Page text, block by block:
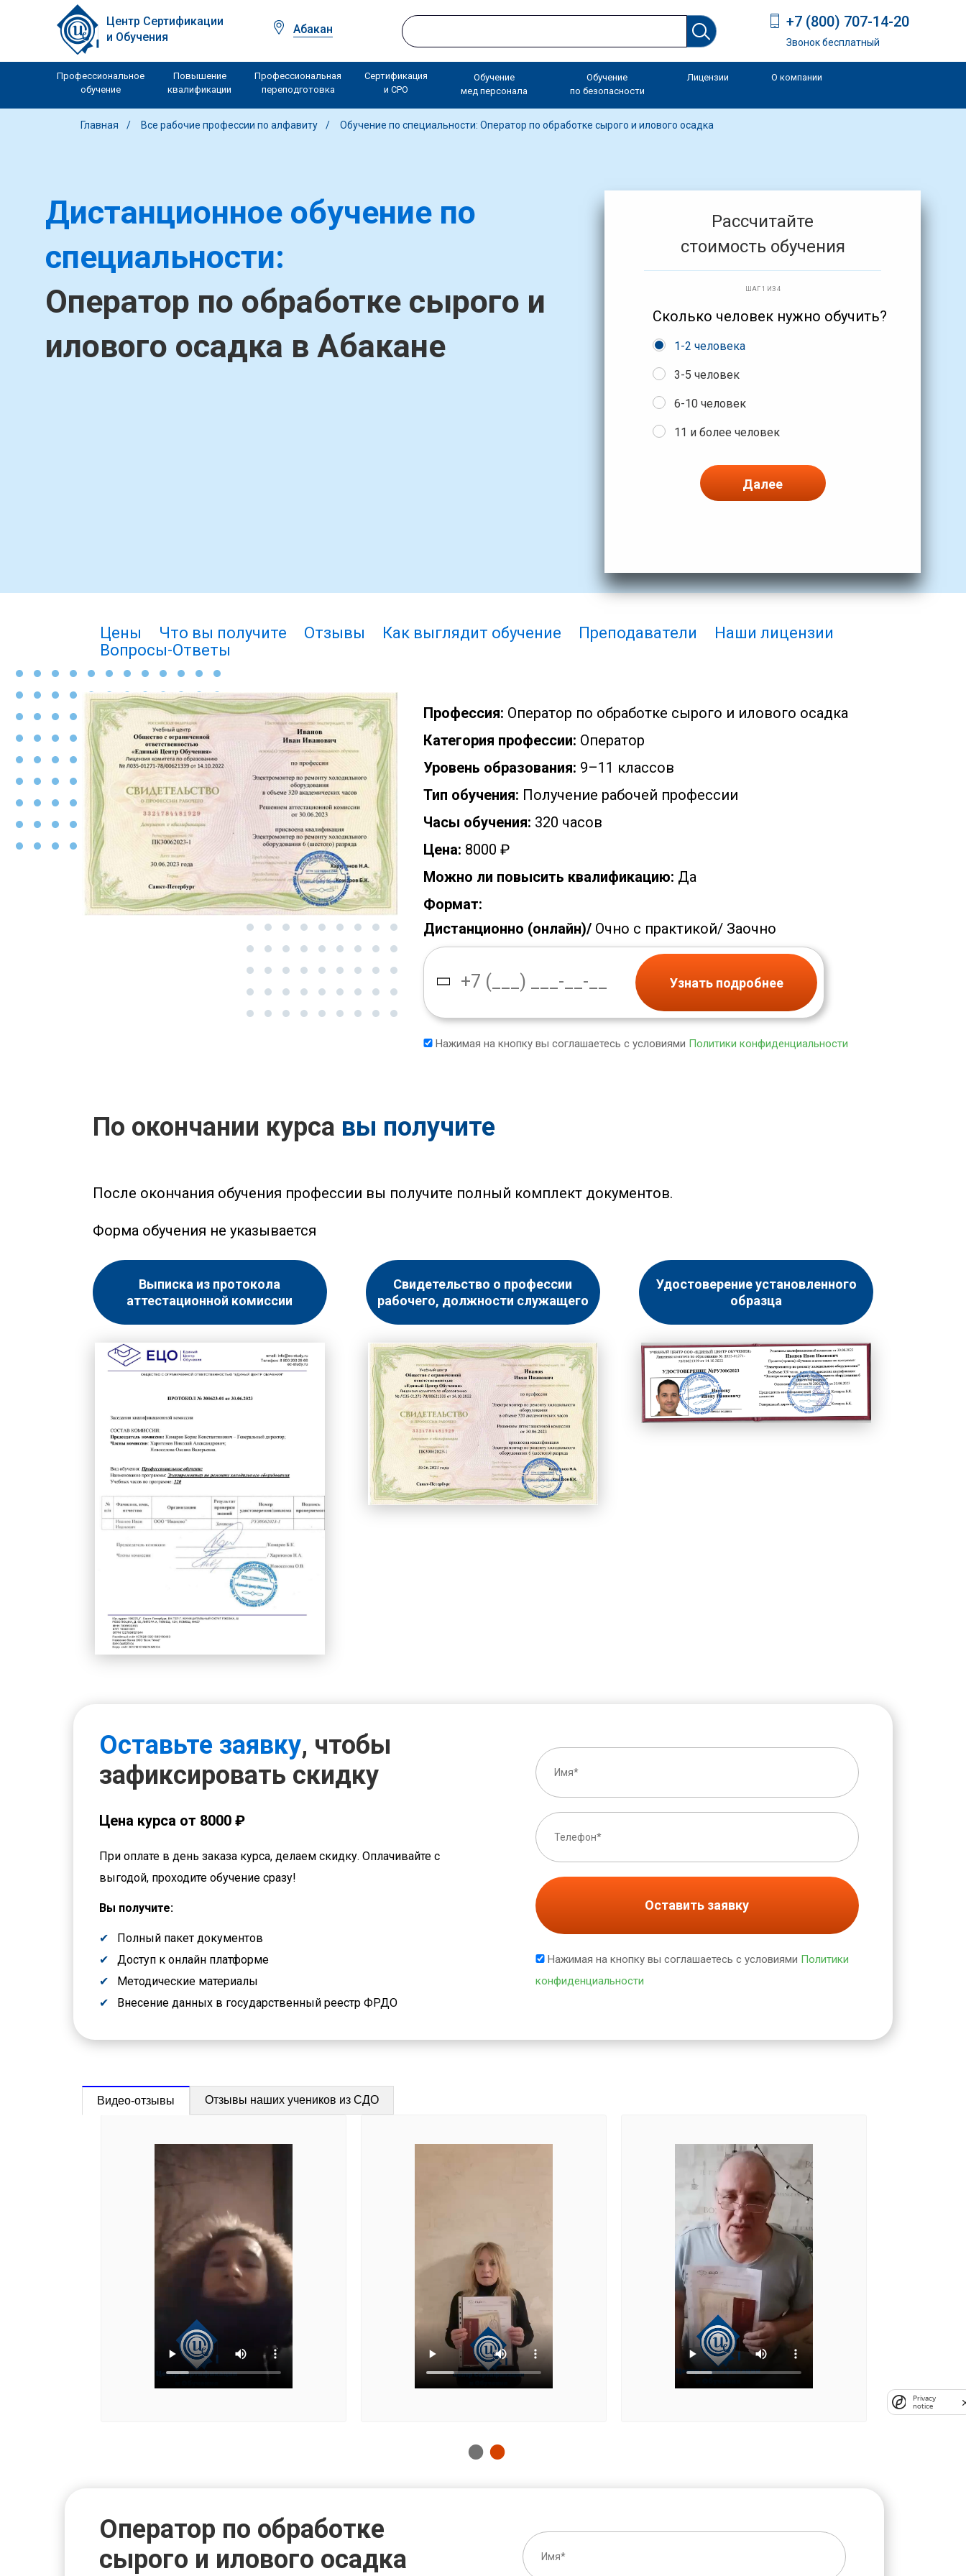
Центр Сертификации
и Обучения
Абакан +7 (800) 707-14-20
Звонок бесплатный
Профессиональное
обучение
Повышение
квалификации
Профессиональная
переподготовка
Сертификация
и СРО
Обучение
мед персонала
Обучение
по безопасности
Лицензии О компании
Главная Все рабочие профессии по алфавиту Обучение по специальности: Оператор по обработке сырого и илового осадка
Дистанционное обучение по
специальности:
Оператор по обработке сырого и
илового осадка в Абакане
Рассчитайте
стоимость обучения
ШАГ 1 ИЗ 4
Сколько человек нужно обучить?
1-2 человека
3-5 человек
6-10 человек
11 и более человек
Далее
Цены Что вы получите Отзывы Как выглядит обучение Преподаватели
Наши лицензии
Вопросы-Ответы
Профессия: Оператор по обработке сырого и илового осадка
Категория профессии: Оператор
Уровень образования: 9–11 классов
Тип обучения: Получение рабочей профессии
Часы обучения: 320 часов
Цена: 8000 ₽
Можно ли повысить квалификацию: Да
Формат:
Дистанционно (онлайн)/ Очно с практикой/ Заочно
Узнать подробнее
Нажимая на кнопку вы соглашаетесь с условиями Политики конфиденциальности
По окончании курса вы получите
После окончания обучения профессии вы получите полный комплект документов.
Форма обучения не указывается
Выписка из протокола
аттестационной комиссии
Свидетельство о профессии
рабочего, должности служащего
Удостоверение установленного
образца
Оставьте заявку, чтобы
зафиксировать скидку
Цена курса от 8000 ₽
При оплате в день заказа курса, делаем скидку. Оплачивайте с
выгодой, проходите обучение сразу!
Вы получите:
Полный пакет документов
Доступ к онлайн платформе
Методические материалы
Внесение данных в государственный реестр ФРДО
Оставить заявку
Нажимая на кнопку вы соглашаетесь с условиями Политики
конфиденциальности
Видео-отзывы Отзывы наших учеников из СДО
Оператор по обработке
сырого и илового осадка
Privacy
notice